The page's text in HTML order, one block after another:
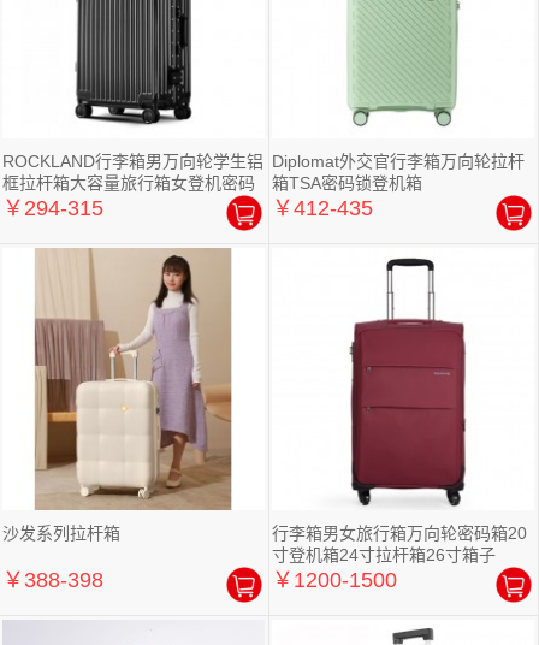
ROCKLAND行李箱男万向轮学生铝
框拉杆箱大容量旅行箱女登机密码
箱子
￥294-315
Diplomat外交官行李箱万向轮拉杆
箱TSA密码锁登机箱
￥412-435
沙发系列拉杆箱
￥388-398
行李箱男女旅行箱万向轮密码箱20
寸登机箱24寸拉杆箱26寸箱子
￥1200-1500